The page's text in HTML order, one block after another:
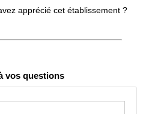
apprécié cet établissement ?
vos questions